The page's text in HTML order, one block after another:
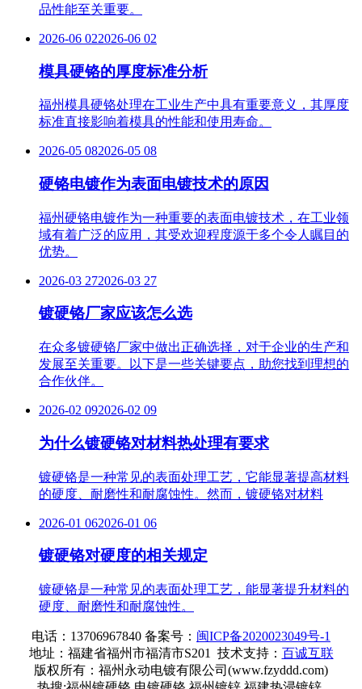
品性能至关重要。
2026-06 022026-06 02
模具硬铬的厚度标准分析
福州模具硬铬处理在工业生产中具有重要意义，其厚度
标准直接影响着模具的性能和使用寿命。
2026-05 082026-05 08
硬铬电镀作为表面电镀技术的原因
福州硬铬电镀作为一种重要的表面电镀技术，在工业领
域有着广泛的应用，其受欢迎程度源于多个令人瞩目的
优势。
2026-03 272026-03 27
镀硬铬厂家应该怎么选
在众多镀硬铬厂家中做出正确选择，对于企业的生产和
发展至关重要。以下是一些关键要点，助您找到理想的
合作伙伴。
2026-02 092026-02 09
为什么镀硬铬对材料热处理有要求
镀硬铬是一种常见的表面处理工艺，它能显著提高材料
的硬度、耐磨性和耐腐蚀性。然而，镀硬铬对材料
2026-01 062026-01 06
镀硬铬对硬度的相关规定
镀硬铬是一种常见的表面处理工艺，能显著提升材料的
硬度、耐磨性和耐腐蚀性。
电话：13706967840 备案号： 闽ICP备2020023049号-1
地址：福建省福州市福清市S201 技术支持： 百诚互联
版权所有：福州永动电镀有限公司(www.fzyddd.com)